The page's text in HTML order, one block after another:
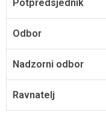
Potpredsjednik
Odbor
Nadzorni odbor
Ravnatelj